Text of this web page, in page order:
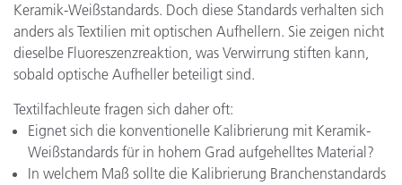
Keramik-Weißstandards. Doch diese Standards verhalten sich
anders als Textilien mit optischen Aufhellern. Sie zeigen nicht
dieselbe Fluoreszenzreaktion, was Verwirrung stiften kann,
sobald optische Aufheller beteiligt sind.
Textilfachleute fragen sich daher oft:
Eignet sich die konventionelle Kalibrierung mit Keramik-
Weißstandards für in hohem Grad aufgehelltes Material?
In welchem Maß sollte die Kalibrierung Branchenstandards